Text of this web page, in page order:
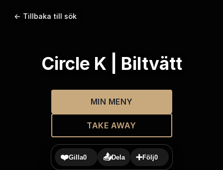
← Tillbaka till sök
Circle K | Biltvätt
MIN MENY
TAKE AWAY
❤️Gilla0 📤Dela ➕Följ0